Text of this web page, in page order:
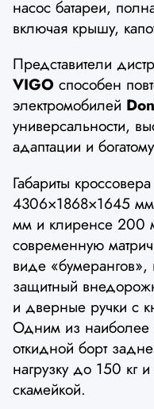
насос батареи,
включая крышу,
Представители
VIGO способен
электромобилей
универсальности,
адаптации и
Габариты
4306×1868×1645
мм и клиренсе 200
современную
виде
защитный
и дверные ручки с
Одним из наиболее
откидной борт
нагрузку до 150 кг
скамейкой.